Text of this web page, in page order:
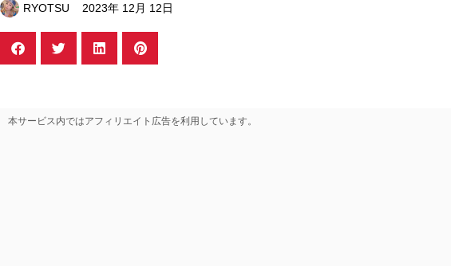
RYOTSU 2023年 12月 12日
本サービス内ではアフィリエイト広告を利用しています。